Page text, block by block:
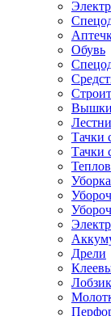
Обувь
Тачки
Тачки
Дрели